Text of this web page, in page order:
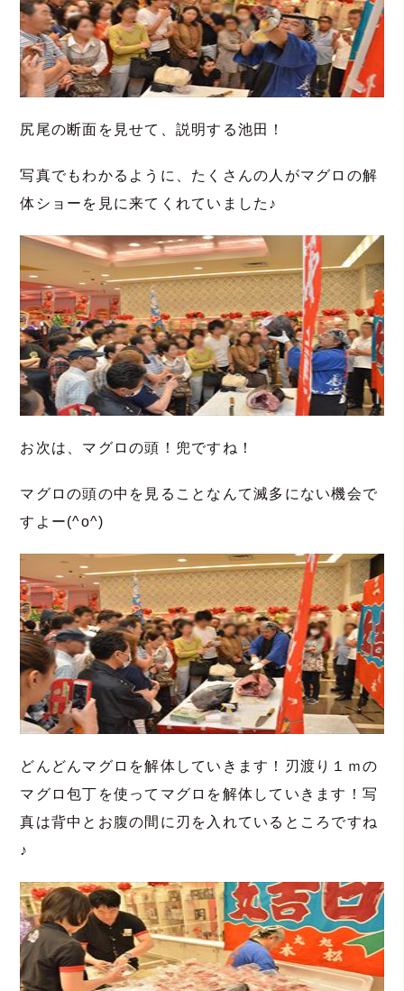
尻尾の断面を見せて、説明する池田！
写真でもわかるように、たくさんの人がマグロの解
体ショーを見に来てくれていました♪
お次は、マグロの頭！兜ですね！
マグロの頭の中を見ることなんて滅多にない機会で
すよー(^o^)
どんどんマグロを解体していきます！刃渡り１ｍの
マグロ包丁を使ってマグロを解体していきます！写
真は背中とお腹の間に刃を入れているところですね
♪